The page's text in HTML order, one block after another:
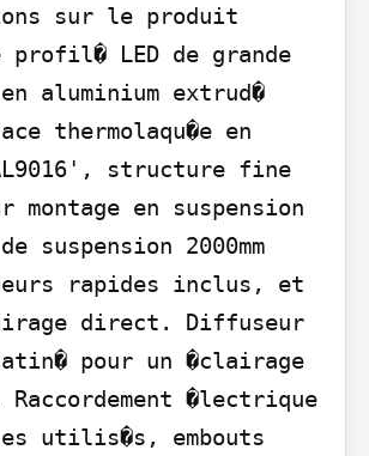
sur le produit
profil� LED de grande
aluminium extrud�
thermolaqu�e en
structure fine
montage en suspension
suspension 2000mm
rapides inclus, et
direct. Diffuseur
satin� pour un �clairage
Raccordement �lectrique
utilis�s, embouts